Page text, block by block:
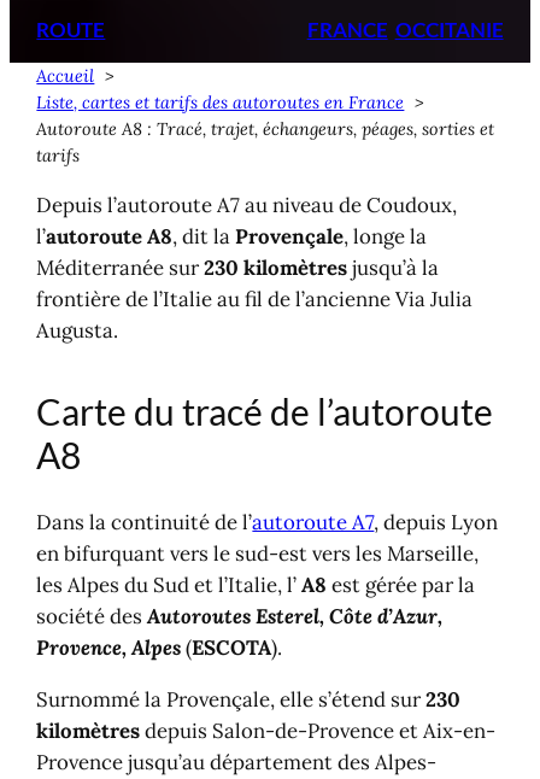
ROUTE FRANCE OCCITANIE
Accueil
Liste, cartes et tarifs des autoroutes en France
Autoroute A8 : Tracé, trajet, échangeurs, péages, sorties et
tarifs
Depuis l’autoroute A7 au niveau de Coudoux,
l’autoroute A8, dit laProvençale, longe la
Méditerranée sur230 kilomètresjusqu’à la
frontière de l’Italie au fil de l’ancienne Via Julia
Augusta.
Carte du tracé de l’autoroute
A8
Dans la continuité de l’autoroute A7, depuis Lyon
en bifurquant vers le sud-est vers les Marseille,
les Alpes du Sud et l’Italie, l’A8 est gérée par la
société desAutoroutes Esterel, Côte d’Azur,
Provence, Alpes(ESCOTA).
Surnommé la Provençale, elle s’étend sur230
kilomètresdepuis Salon-de-Provence et Aix-en-
Provence jusqu’au département des Alpes-